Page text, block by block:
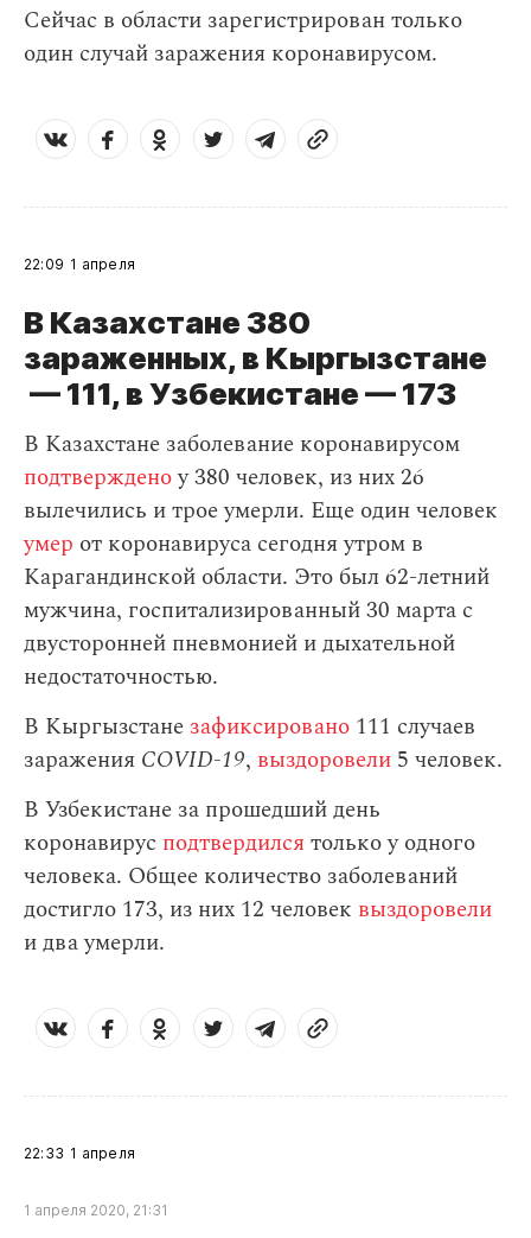
Сейчас в области зарегистрирован только
один случай заражения коронавирусом.
22:09 1 апреля
В Казахстане 380
зараженных, в Кыргызстане
— 111, в Узбекистане — 173
В Казахстане заболевание коронавирусом
подтвержденоу 380 человек, из них 26
вылечились и трое умерли. Еще один человек
умер от коронавируса сегодня утром в
Карагандинской области. Это был 62-летний
мужчина, госпитализированный 30 марта с
двусторонней пневмонией и дыхательной
недостаточностью.
В Кыргызстане зафиксировано 111 случаев
заражения СOVID-19, выздоровели 5 человек.
В Узбекистане за прошедший день
коронавирус подтвердился только у одного
человека. Общее количество заболеваний
достигло 173, из них 12 человек выздоровели
и два умерли.
22:33 1 апреля
1 апреля 2020, 21:31